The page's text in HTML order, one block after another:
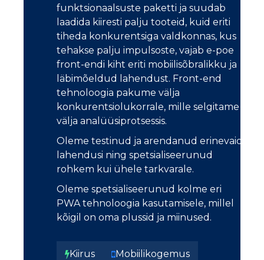
funktsionaalsuste paketti ja suudab
laadida kiiresti palju tooteid, kuid eriti
tiheda konkurentsiga valdkonnas, kus
tehakse palju impulsoste, vajab e-poe
front-endi kiht eriti mobiilisõbralikku ja
läbimõeldud lahendust. Front-end
tehnoloogia pakume välja
konkurentsiolukorrale, mille selgitame
välja analüüsiprotsessis.
Oleme testinud ja arendanud erinevaid
lahendusi ning spetsialiseerunud
rohkem kui ühele tarkvarale.
Oleme spetsialiseerunud kolme eri
PWA tehnoloogia kasutamisele, millel
kõigil on oma plussid ja miinused.
Kiirus Mobiilikogemus